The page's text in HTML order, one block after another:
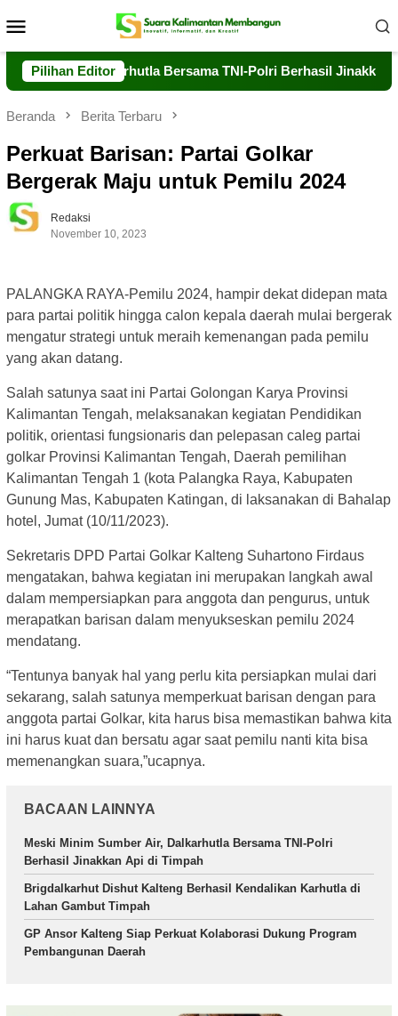
ke
Mobile
Pilihan Editor
Air, Dalkarhutla Bersama TNI-Polri Berhasil Jinakkan Api di
Beranda Berita Terbaru
Perkuat Barisan: Partai Golkar
Bergerak Maju untuk Pemilu 2024
Redaksi
November 10, 2023
PALANGKA RAYA-Pemilu 2024, hampir dekat didepan mata
para partai politik hingga calon kepala daerah mulai bergerak
mengatur strategi untuk meraih kemenangan pada pemilu
yang akan datang.
Salah satunya saat ini Partai Golongan Karya Provinsi
Kalimantan Tengah, melaksanakan kegiatan Pendidikan
politik, orientasi fungsionaris dan pelepasan caleg partai
golkar Provinsi Kalimantan Tengah, Daerah pemilihan
Kalimantan Tengah 1 (kota Palangka Raya, Kabupaten
Gunung Mas, Kabupaten Katingan, di laksanakan di Bahalap
hotel, Jumat (10/11/2023).
Sekretaris DPD Partai Golkar Kalteng Suhartono Firdaus
mengatakan, bahwa kegiatan ini merupakan langkah awal
dalam mempersiapkan para anggota dan pengurus, untuk
merapatkan barisan dalam menyukseskan pemilu 2024
mendatang.
“Tentunya banyak hal yang perlu kita persiapkan mulai dari
sekarang, salah satunya memperkuat barisan dengan para
anggota partai Golkar, kita harus bisa memastikan bahwa kita
ini harus kuat dan bersatu agar saat pemilu nanti kita bisa
memenangkan suara,”ucapnya.
BACAAN LAINNYA
Meski Minim Sumber Air, Dalkarhutla Bersama TNI-Polri
Berhasil Jinakkan Api di Timpah
Brigdalkarhut Dishut Kalteng Berhasil Kendalikan Karhutla di
Lahan Gambut Timpah
GP Ansor Kalteng Siap Perkuat Kolaborasi Dukung Program
Pembangunan Daerah